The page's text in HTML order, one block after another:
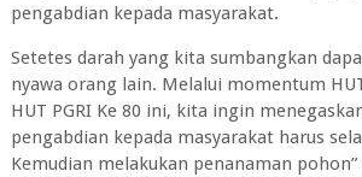
pengabdian kepada masyarakat.
Setetes darah yang kita sumbangkan
nyawa orang lain. Melalui momentum
HUT PGRI Ke 80 ini, kita ingin
pengabdian kepada masyarakat harus
Kemudian melakukan penanaman